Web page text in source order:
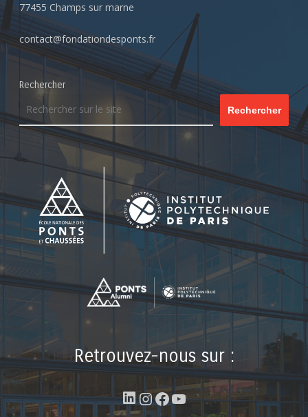
77455 Champs sur marne
contact@fondationdesponts.fr
Rechercher
Rechercher
Retrouvez-nous sur :
LinkedIn
Instagram
Facebook
YouTube